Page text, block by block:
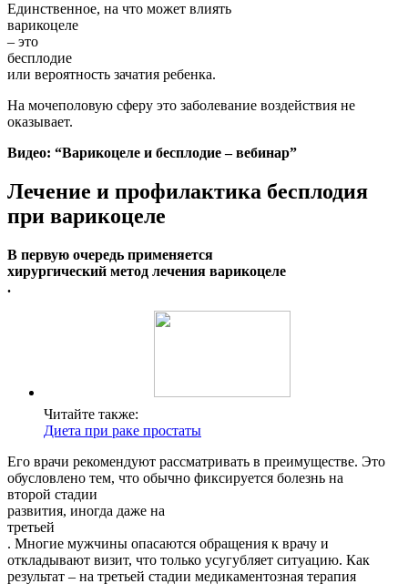
Единственное, на что может влиять
варикоцеле
– это
бесплодие
или вероятность зачатия ребенка.
На мочеполовую сферу это заболевание воздействия не
оказывает.
Видео: “Варикоцеле и бесплодие – вебинар”
Лечение и профилактика бесплодия
при варикоцеле
В первую очередь применяется
хирургический метод лечения варикоцеле
.
Читайте также:
Диета при раке простаты
Его врачи рекомендуют рассматривать в преимуществе. Это
обусловлено тем, что обычно фиксируется болезнь на
второй стадии
развития, иногда даже на
третьей
. Многие мужчины опасаются обращения к врачу и
откладывают визит, что только усугубляет ситуацию. Как
результат – на третьей стадии медикаментозная терапия